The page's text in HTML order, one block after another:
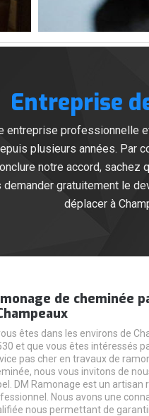
Entreprise
entreprise professionnelle
plusieurs années. Par
notre accord,
gratuitement le
déplacer à
de cheminée
êtes dans les environs de
et que vous êtes intéressés
pas cher en travaux de
nous vous invitons de
DM Ramonage est un artisan
Nous avons une
nous permettant de